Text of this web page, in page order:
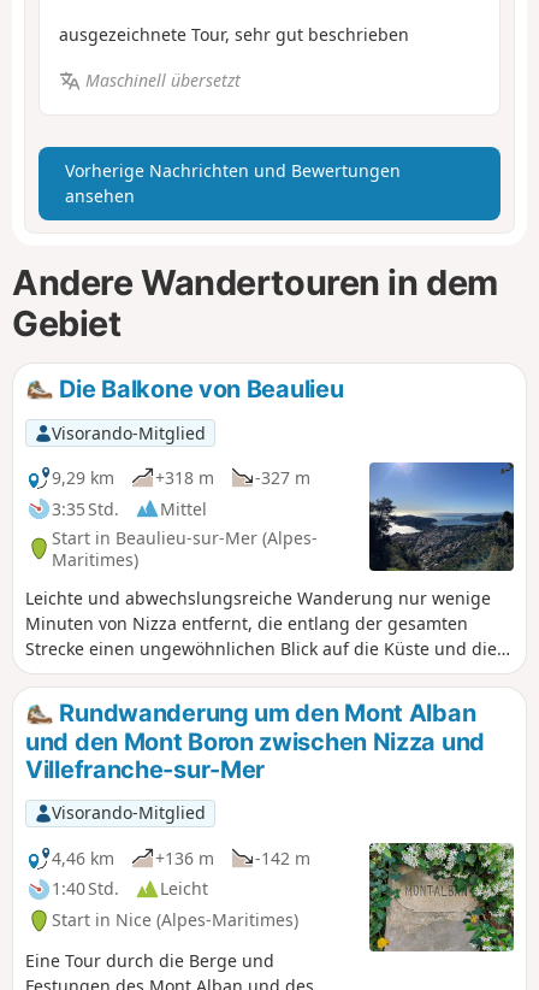
ausgezeichnete Tour, sehr gut beschrieben
Maschinell übersetzt
Vorherige Nachrichten und Bewertungen
ansehen
Andere Wandertouren in dem
Gebiet
Die Balkone von Beaulieu
Visorando-Mitglied
9,29 km
+318 m
-327 m
3:35 Std.
Mittel
Start in Beaulieu-sur-Mer (Alpes-
Maritimes)
Leichte und abwechslungsreiche Wanderung nur wenige
Minuten von Nizza entfernt, die entlang der gesamten
Strecke einen ungewöhnlichen Blick auf die Küste und die
Bucht von Villefranche und Beaulieu bietet. Eine steile, aber
ungefährliche Passage sorgt für Spannung auf den letzten
Serpentinen des Aufstiegs. Am besten bei schönem Wetter
oder im Altweibersommer, um das Meer zu genießen. Die
Route ist nicht für Personen geeignet, die unter
Höhenangst leiden. Siehe praktische Informationen und
Hinweise.
Rundwanderung um den Mont Alban
und den Mont Boron zwischen Nizza und
Villefranche-sur-Mer
Visorando-Mitglied
4,46 km
+136 m
-142 m
1:40 Std.
Leicht
Start in Nice (Alpes-Maritimes)
Eine Tour durch die Berge und